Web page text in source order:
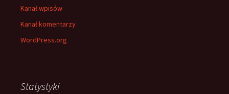
Kanał wpisów
Kanał komentarzy
WordPress.org
Statystyki